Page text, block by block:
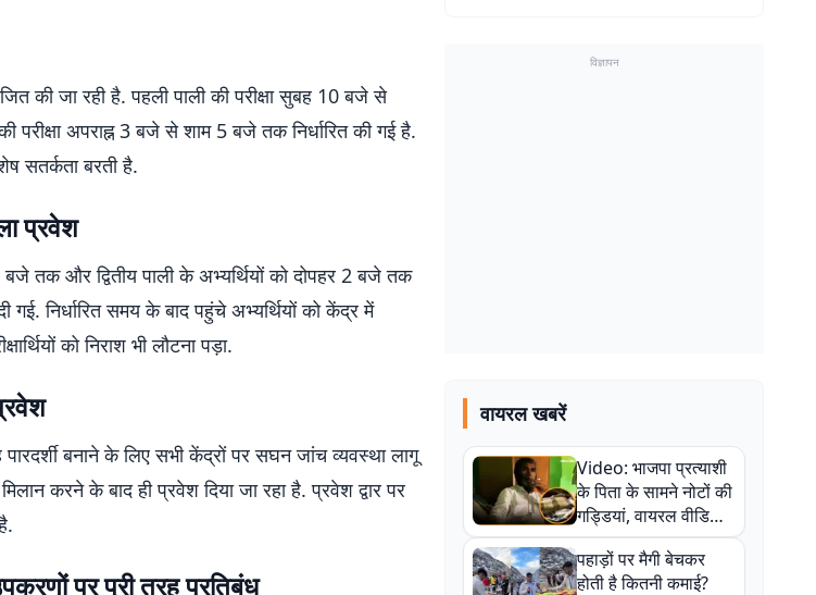
की जा रही है. पहली पाली की परीक्षा सुबह 10 बजे से
अपराह्न 3 बजे से शाम 5 बजे तक निर्धारित की गई है.
सतर्कता बरती है.
प्रवेश
तक और द्वितीय पाली के अभ्यर्थियों को दोपहर 2 बजे तक
गई. निर्धारित समय के बाद पहुंचे अभ्यर्थियों को केंद्र में
को निराश भी लौटना पड़ा.
पारदर्शी बनाने के लिए सभी केंद्रों पर सघन जांच व्यवस्था लागू
करने के बाद ही प्रवेश दिया जा रहा है. प्रवेश द्वार पर
पर पूरी तरह प्रतिबंध
विज्ञापन
वायरल खबरें
Video: भाजपा प्रत्याशी
के पिता के सामने नोटों की
गड्डियां, वायरल वीडियो
से राजनीति में उबाल,
अजित महतो बोले- TMC
की गंदी चाल
पहाड़ों पर मैगी बेचकर
होती है कितनी कमाई?